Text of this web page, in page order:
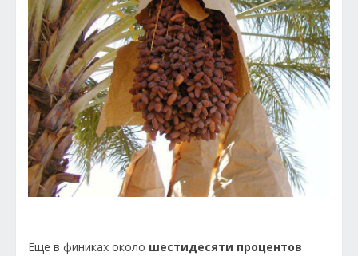
Еще в финиках около шестидесяти процентов